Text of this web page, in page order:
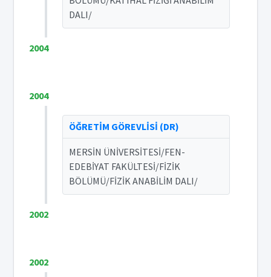
DALI/
2004
2004
ÖĞRETİM GÖREVLİSİ (DR)
MERSİN ÜNİVERSİTESİ/FEN-
EDEBİYAT FAKÜLTESİ/FİZİK
BÖLÜMÜ/FİZİK ANABİLİM DALI/
2002
2002